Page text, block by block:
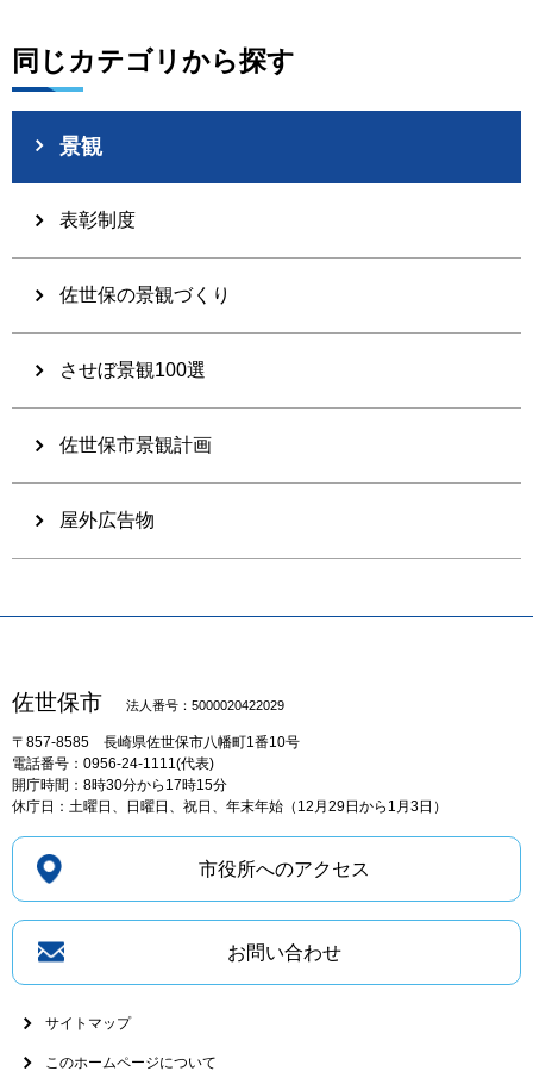
同じカテゴリから探す
景観
表彰制度
佐世保の景観づくり
させぼ景観100選
佐世保市景観計画
屋外広告物
佐世保市 法人番号：5000020422029
〒857-8585 長崎県佐世保市八幡町1番10号
電話番号：0956-24-1111(代表)
開庁時間：8時30分から17時15分
休庁日：土曜日、日曜日、祝日、年末年始（12月29日から1月3日）
市役所へのアクセス
お問い合わせ
サイトマップ
このホームページについて